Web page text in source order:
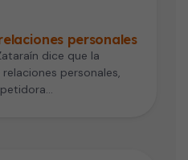
personales
dice que la
personales,